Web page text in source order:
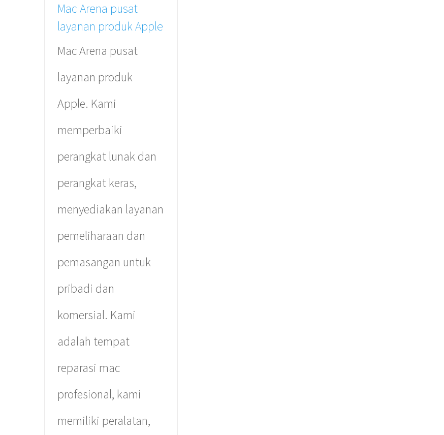
Mac Arena pusat
layanan produk Apple
Mac Arena pusat
layanan produk
Apple. Kami
memperbaiki
perangkat lunak dan
perangkat keras,
menyediakan layanan
pemeliharaan dan
pemasangan untuk
pribadi dan
komersial. Kami
adalah tempat
reparasi mac
profesional, kami
memiliki peralatan,